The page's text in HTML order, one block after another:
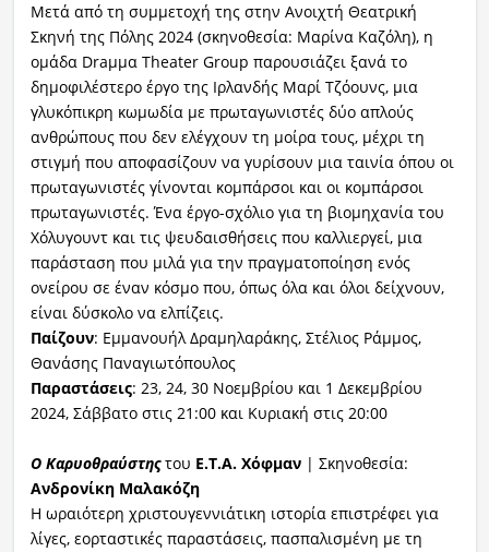
Μετά από τη συμμετοχή της στην Ανοιχτή Θεατρική
Σκηνή της Πόλης 2024 (σκηνοθεσία: Μαρίνα Καζόλη), η
ομάδα Draμμα Theater Group παρουσιάζει ξανά το
δημοφιλέστερο έργο της Ιρλανδής Μαρί Τζόουνς, μια
γλυκόπικρη κωμωδία με πρωταγωνιστές δύο απλούς
ανθρώπους που δεν ελέγχουν τη μοίρα τους, μέχρι τη
στιγμή που αποφασίζουν να γυρίσουν μια ταινία όπου οι
πρωταγωνιστές γίνονται κομπάρσοι και οι κομπάρσοι
πρωταγωνιστές. Ένα έργο-σχόλιο για τη βιομηχανία του
Χόλυγουντ και τις ψευδαισθήσεις που καλλιεργεί, μια
παράσταση που μιλά για την πραγματοποίηση ενός
ονείρου σε έναν κόσμο που, όπως όλα και όλοι δείχνουν,
είναι δύσκολο να ελπίζεις.
Παίζουν: Εμμανουήλ Δραμηλαράκης, Στέλιος Ράμμος,
Θανάσης Παναγιωτόπουλος
Παραστάσεις: 23, 24, 30 Νοεμβρίου και 1 Δεκεμβρίου
2024, Σάββατο στις 21:00 και Κυριακή στις 20:00
Ο Καρυοθραύστηςτου Ε.Τ.Α. Χόφμαν| Σκηνοθεσία:
Ανδρονίκη Μαλακόζη
Η ωραιότερη χριστουγεννιάτικη ιστορία επιστρέφει για
λίγες, εορταστικές παραστάσεις, πασπαλισμένη με τη